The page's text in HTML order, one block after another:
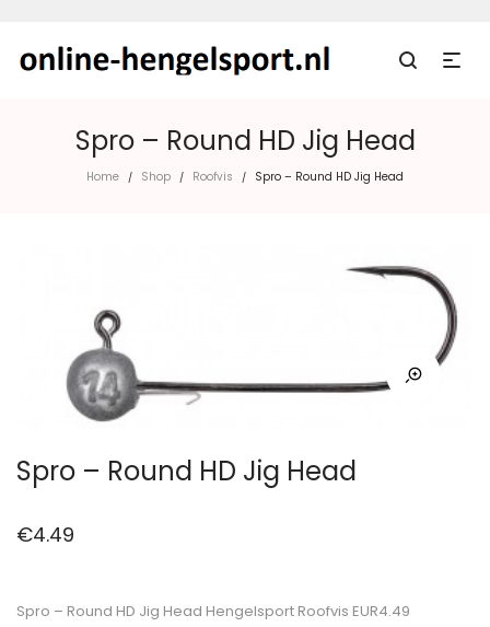
Spro – Round HD Jig Head
Home / Shop / Roofvis / Spro – Round HD Jig Head
Spro – Round HD Jig Head
€4.49
Spro – Round HD Jig Head Hengelsport Roofvis EUR4.49